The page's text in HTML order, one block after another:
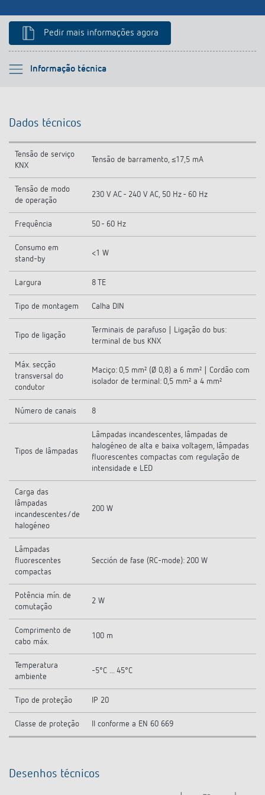
Pedir mais informações agora
Informação técnica
Por favor selecione
Produtos semelhantes
Dados técnicos
Tensão de serviço
KNX
Tensão de barramento, ≤17,5 mA
Tensão de modo
de operação
230 V AC - 240 V AC, 50 Hz - 60 Hz
Frequência 50 - 60 Hz
Consumo em
stand-by
<1 W
Largura 8 TE
Tipo de montagem Calha DIN
Tipo de ligação
Terminais de parafuso | Ligação do bus:
terminal de bus KNX
Máx. secção
transversal do
condutor
Maciço: 0,5 mm² (Ø 0,8) a 6 mm² | Cordão com
isolador de terminal: 0,5 mm² a 4 mm²
Número de canais 8
Tipos de lâmpadas
Lâmpadas incandescentes, lâmpadas de
halogéneo de alta e baixa voltagem, lâmpadas
fluorescentes compactas com regulação de
intensidade e LED
Carga das
lâmpadas
incandescentes/de
halogéneo
200 W
Lâmpadas
fluorescentes
compactas
Sección de fase (RC-mode): 200 W
Potência mín. de
comutação
2 W
Comprimento de
cabo máx.
100 m
Temperatura
ambiente
-5°C ... 45°C
Tipo de proteção IP 20
Classe de proteção II conforme a EN 60 669
Desenhos técnicos